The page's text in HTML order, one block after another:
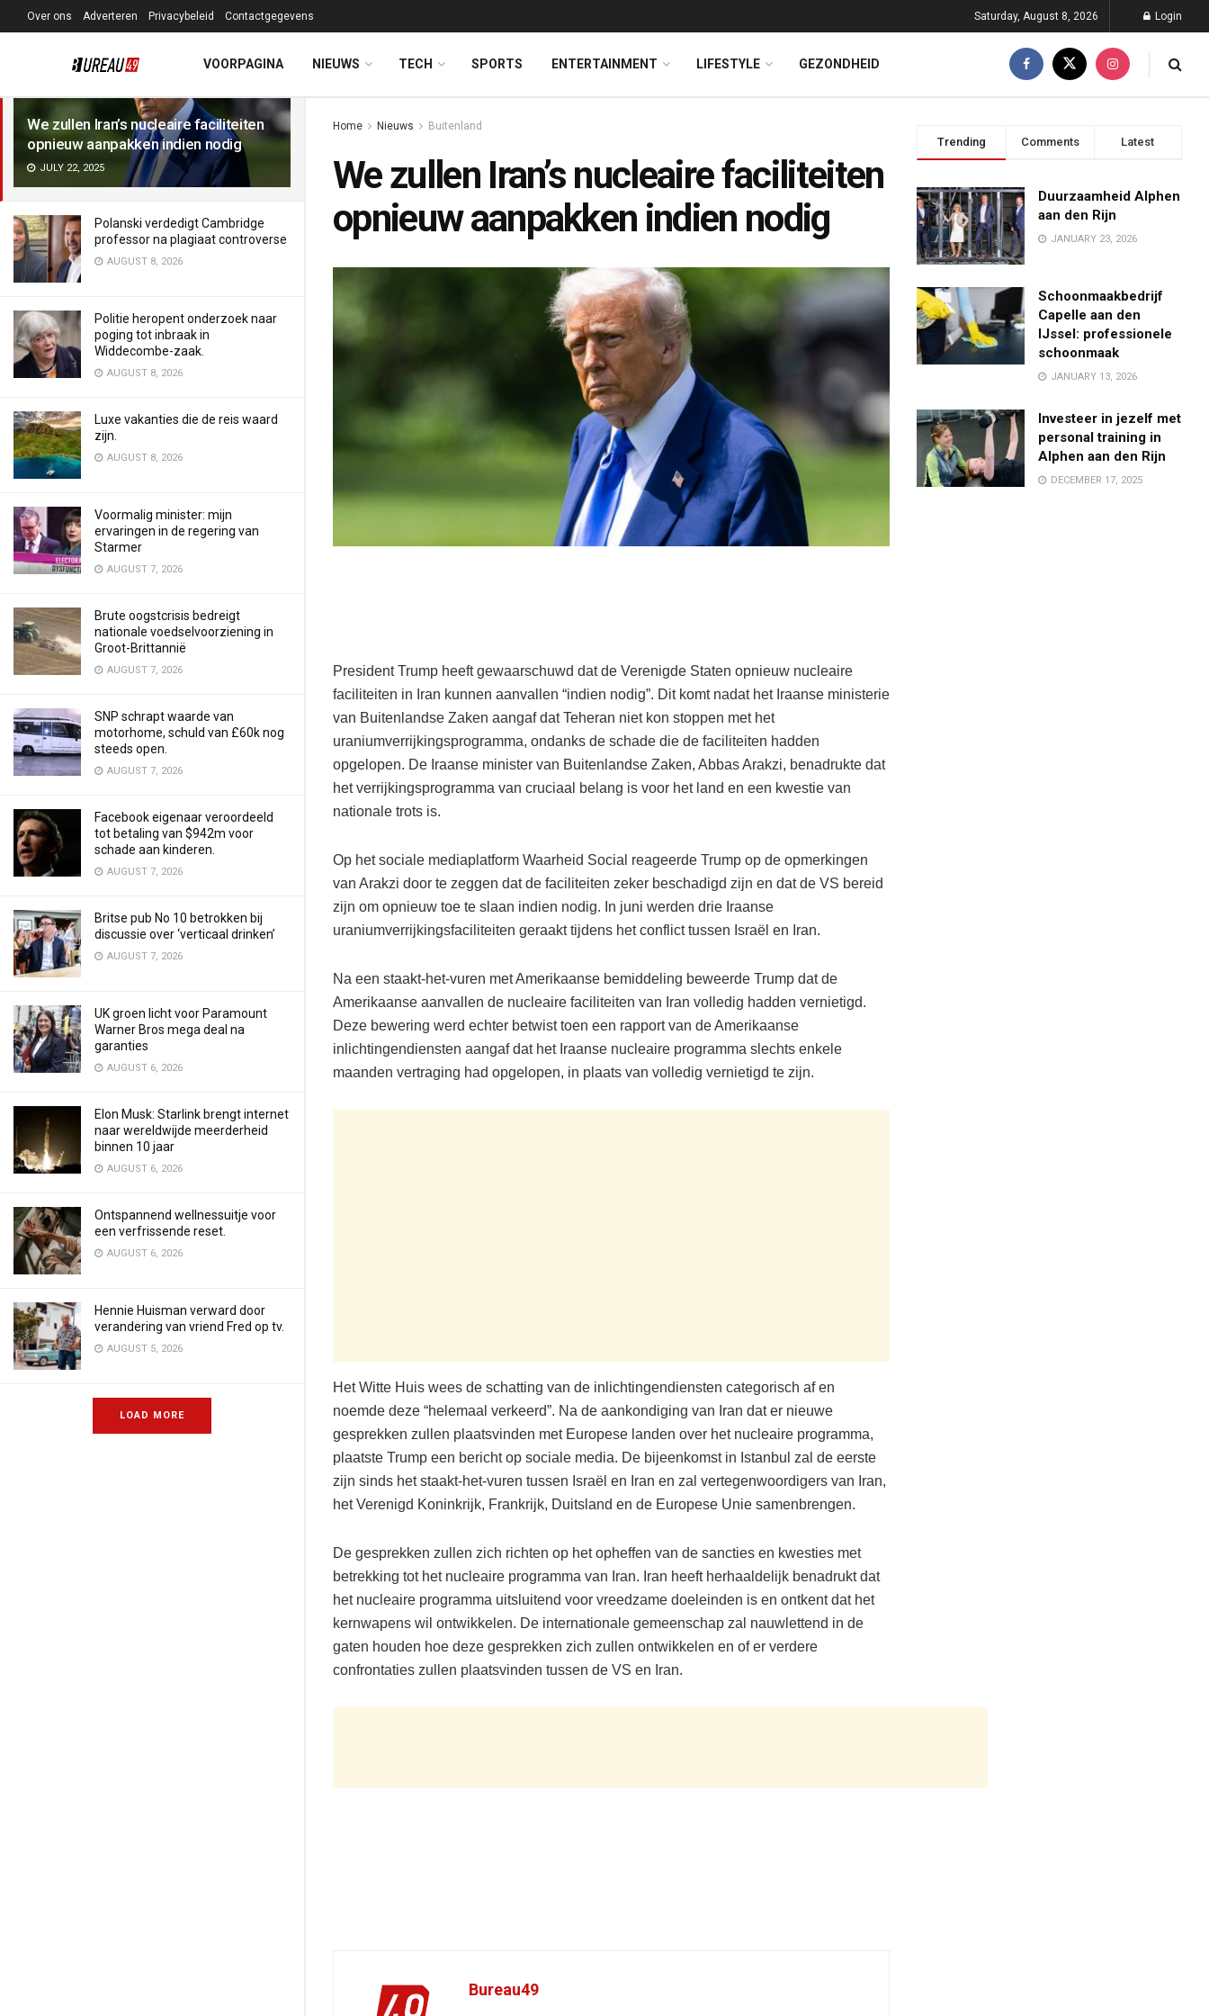
LATEST TRENDING Filter
We zullen Iran’s nucleaire faciliteiten
opnieuw aanpakken indien nodig
JULY 22, 2025
Polanski verdedigt Cambridge
professor na plagiaat controverse
AUGUST 8, 2026
Politie heropent onderzoek naar
poging tot inbraak in
Widdecombe-zaak.
AUGUST 8, 2026
Luxe vakanties die de reis waard
zijn.
AUGUST 8, 2026
Voormalig minister: mijn
ervaringen in de regering van
Starmer
AUGUST 7, 2026
Brute oogstcrisis bedreigt
nationale voedselvoorziening in
Groot-Brittannië
AUGUST 7, 2026
SNP schrapt waarde van
motorhome, schuld van £60k nog
steeds open.
AUGUST 7, 2026
Facebook eigenaar veroordeeld
tot betaling van $942m voor
schade aan kinderen.
AUGUST 7, 2026
Britse pub No 10 betrokken bij
discussie over ‘verticaal drinken’
AUGUST 7, 2026
UK groen licht voor Paramount
Warner Bros mega deal na
garanties
AUGUST 6, 2026
Elon Musk: Starlink brengt internet
naar wereldwijde meerderheid
binnen 10 jaar
AUGUST 6, 2026
Ontspannend wellnessuitje voor
een verfrissende reset.
AUGUST 6, 2026
Hennie Huisman verward door
verandering van vriend Fred op tv.
AUGUST 5, 2026
LOAD MORE
Over ons Adverteren Privacybeleid Contactgegevens Saturday, August 8, 2026 Login
VOORPAGINA NIEUWS TECH SPORTS ENTERTAINMENT LIFESTYLE GEZONDHEID
Home Nieuws Buitenland
We zullen Iran’s nucleaire faciliteiten
opnieuw aanpakken indien nodig
President Trump heeft gewaarschuwd dat de Verenigde Staten opnieuw nucleaire
faciliteiten in Iran kunnen aanvallen “indien nodig”. Dit komt nadat het Iraanse ministerie
van Buitenlandse Zaken aangaf dat Teheran niet kon stoppen met het
uraniumverrijkingsprogramma, ondanks de schade die de faciliteiten hadden
opgelopen. De Iraanse minister van Buitenlandse Zaken, Abbas Arakzi, benadrukte dat
het verrijkingsprogramma van cruciaal belang is voor het land en een kwestie van
nationale trots is.
Op het sociale mediaplatform Waarheid Social reageerde Trump op de opmerkingen
van Arakzi door te zeggen dat de faciliteiten zeker beschadigd zijn en dat de VS bereid
zijn om opnieuw toe te slaan indien nodig. In juni werden drie Iraanse
uraniumverrijkingsfaciliteiten geraakt tijdens het conflict tussen Israël en Iran.
Na een staakt-het-vuren met Amerikaanse bemiddeling beweerde Trump dat de
Amerikaanse aanvallen de nucleaire faciliteiten van Iran volledig hadden vernietigd.
Deze bewering werd echter betwist toen een rapport van de Amerikaanse
inlichtingendiensten aangaf dat het Iraanse nucleaire programma slechts enkele
maanden vertraging had opgelopen, in plaats van volledig vernietigd te zijn.
Het Witte Huis wees de schatting van de inlichtingendiensten categorisch af en
noemde deze “helemaal verkeerd”. Na de aankondiging van Iran dat er nieuwe
gesprekken zullen plaatsvinden met Europese landen over het nucleaire programma,
plaatste Trump een bericht op sociale media. De bijeenkomst in Istanbul zal de eerste
zijn sinds het staakt-het-vuren tussen Israël en Iran en zal vertegenwoordigers van Iran,
het Verenigd Koninkrijk, Frankrijk, Duitsland en de Europese Unie samenbrengen.
De gesprekken zullen zich richten op het opheffen van de sancties en kwesties met
betrekking tot het nucleaire programma van Iran. Iran heeft herhaaldelijk benadrukt dat
het nucleaire programma uitsluitend voor vreedzame doeleinden is en ontkent dat het
kernwapens wil ontwikkelen. De internationale gemeenschap zal nauwlettend in de
gaten houden hoe deze gesprekken zich zullen ontwikkelen en of er verdere
confrontaties zullen plaatsvinden tussen de VS en Iran.
Bureau49
Trending Comments Latest
Duurzaamheid Alphen
aan den Rijn
JANUARY 23, 2026
Schoonmaakbedrijf
Capelle aan den
IJssel: professionele
schoonmaak
JANUARY 13, 2026
Investeer in jezelf met
personal training in
Alphen aan den Rijn
DECEMBER 17, 2025